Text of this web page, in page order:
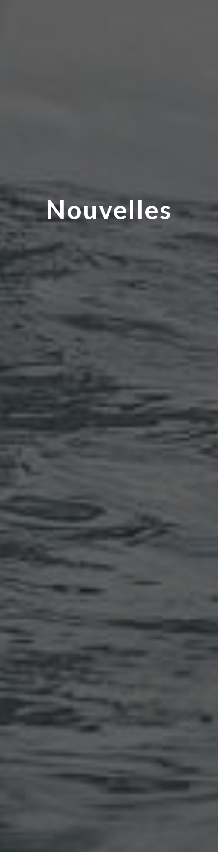
Nouvelles